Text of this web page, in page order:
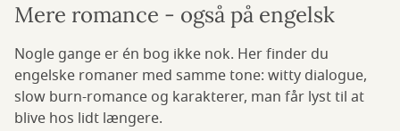
Mere romance - også på engelsk
Nogle gange er én bog ikke nok. Her finder du
engelske romaner med samme tone: witty dialogue,
slow burn-romance og karakterer, man får lyst til at
blive hos lidt længere.